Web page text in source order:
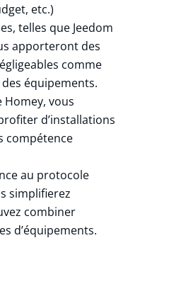
etc.)
telles que Jeedom
apporteront des
comme
équipements.
Homey, vous
d’installations
compétence
au protocole
simplifierez
combiner
d’équipements.